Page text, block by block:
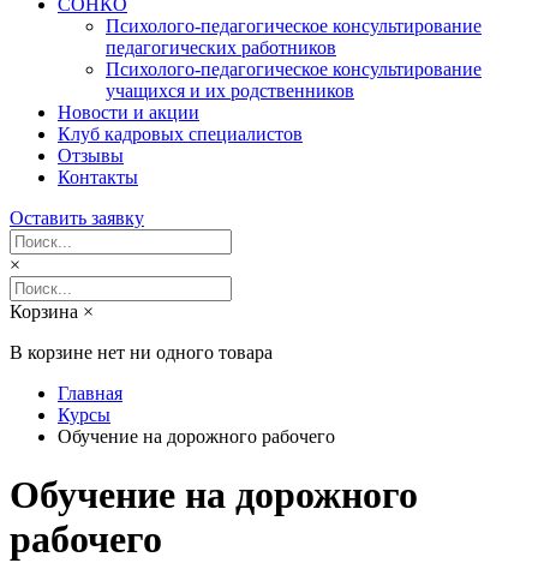
СОНКО
Психолого-педагогическое консультирование
педагогических работников
Психолого-педагогическое консультирование
учащихся и их родственников
Новости и акции
Клуб кадровых специалистов
Отзывы
Контакты
Оставить заявку
×
Корзина ×
В корзине нет ни одного товара
Главная
Курсы
Обучение на дорожного рабочего
Обучение на дорожного
рабочего